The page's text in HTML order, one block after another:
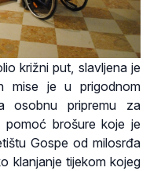
križni put, slavljena je
mise je u prigodnom
osobnu pripremu za
pomoć brošure koje je
Gospe od milosrđa
klanjanje tijekom kojeg